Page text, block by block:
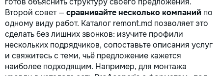
Второй совет — сравнивайте несколько компаний по
одному виду работ. Каталог remont.md позволяет это
сделать без лишних звонков: изучите профили
нескольких подрядчиков, сопоставьте описания услуг
и свяжитесь с теми, чьё предложение кажется
наиболее подходящим. Например, для монтажа